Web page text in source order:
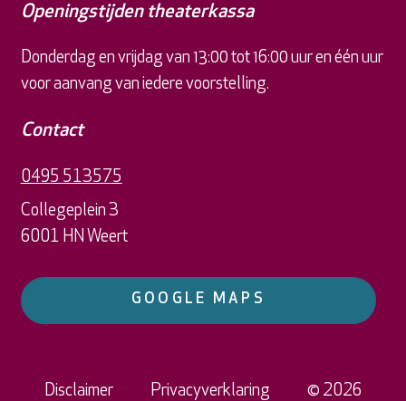
Openingstijden theaterkassa
Donderdag en vrijdag van 13:00 tot 16:00 uur en één uur
voor aanvang van iedere voorstelling.
Contact
0495 513575
Collegeplein 3
6001 HN Weert
GOOGLE MAPS
Disclaimer Privacyverklaring © 2026